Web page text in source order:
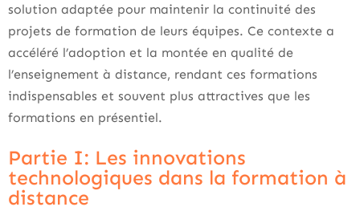
solution adaptée pour maintenir la continuité des
projets de formation de leurs équipes. Ce contexte a
accéléré l’adoption et la montée en qualité de
l’enseignement à distance, rendant ces formations
indispensables et souvent plus attractives que les
formations en présentiel.
Partie I: Les innovations
technologiques dans la formation à
distance